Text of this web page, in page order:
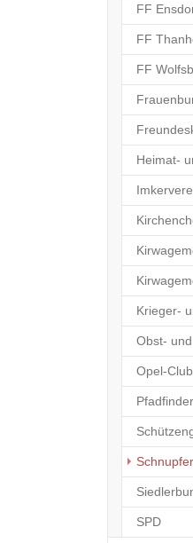
FF
FF
FF
Heimat-
Krieger-
Obst-
Opel-Club
Pfadfinder
SPD